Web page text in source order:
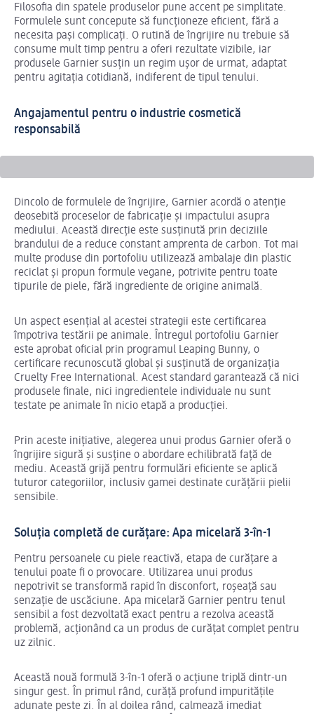
Filosofia din spatele produselor pune accent pe simplitate.
Formulele sunt concepute să funcționeze eficient, fără a
necesita pași complicați. O rutină de îngrijire nu trebuie să
consume mult timp pentru a oferi rezultate vizibile, iar
produsele Garnier susțin un regim ușor de urmat, adaptat
pentru agitația cotidiană, indiferent de tipul tenului.
Angajamentul pentru o industrie cosmetică
responsabilă
Dincolo de formulele de îngrijire, Garnier acordă o atenție
deosebită proceselor de fabricație și impactului asupra
mediului. Această direcție este susținută prin deciziile
brandului de a reduce constant amprenta de carbon. Tot mai
multe produse din portofoliu utilizează ambalaje din plastic
reciclat și propun formule vegane, potrivite pentru toate
tipurile de piele, fără ingrediente de origine animală.
Un aspect esențial al acestei strategii este certificarea
împotriva testării pe animale. Întregul portofoliu Garnier
este aprobat oficial prin programul Leaping Bunny, o
certificare recunoscută global și susținută de organizația
Cruelty Free International. Acest standard garantează că nici
produsele finale, nici ingredientele individuale nu sunt
testate pe animale în nicio etapă a producției.
Prin aceste inițiative, alegerea unui produs Garnier oferă o
îngrijire sigură și susține o abordare echilibrată față de
mediu. Această grijă pentru formulări eficiente se aplică
tuturor categoriilor, inclusiv gamei destinate curățării pielii
sensibile.
Soluția completă de curățare: Apa micelară 3-în-1
Pentru persoanele cu piele reactivă, etapa de curățare a
tenului poate fi o provocare. Utilizarea unui produs
nepotrivit se transformă rapid în disconfort, roșeață sau
senzație de uscăciune. Apa micelară Garnier pentru tenul
sensibil a fost dezvoltată exact pentru a rezolva această
problemă, acționând ca un produs de curățat complet pentru
uz zilnic.
Această nouă formulă 3-în-1 oferă o acțiune triplă dintr-un
singur gest. În primul rând, curăță profund impuritățile
adunate peste zi. În al doilea rând, calmează imediat